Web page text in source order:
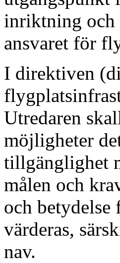
inriktning och
ansvaret för
I direktiven
Utredaren
möjligheter
tillgänglighet
målen och
och
värderas,
nav.